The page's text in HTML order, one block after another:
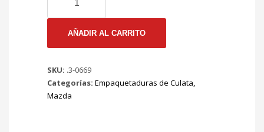
EMP
CULATA
MAZDA
80/87
FAMILIA
83/84
AÑADIR AL CARRITO
SKU: .3-0669
Categorías: Empaquetaduras de Culata,
Mazda